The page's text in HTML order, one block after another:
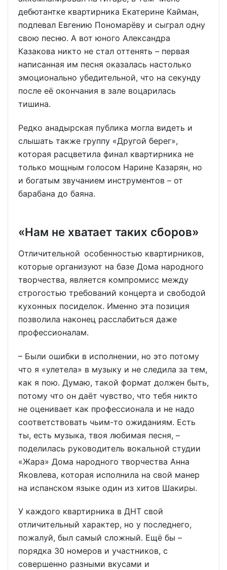
дебютантке квартирника Екатерине Кайман,
подпевал Евгению Пономарёву и сыграл одну
свою песню. А вот юного Александра
Казакова никто не стал оттенять – первая
написанная им песня оказалась настолько
эмоционально убедительной, что на секунду
после её окончания в зале воцарилась
тишина.
Редко анадырская публика могла видеть и
слышать также группу «Другой берег»,
которая расцветила финал квартирника не
только мощным голосом Нарине Казарян, но
и богатым звучанием инструментов – от
барабана до баяна.
«Нам не хватает таких сборов»
Отличительной особенностью квартирников,
которые организуют на базе Дома народного
творчества, является компромисс между
строгостью требований концерта и свободой
кухонных посиделок. Именно эта позиция
позволила наконец расслабиться даже
профессионалам.
– Были ошибки в исполнении, но это потому
что я «улетела» в музыку и не следила за тем,
как я пою. Думаю, такой формат должен быть,
потому что он даёт чувство, что тебя никто
не оценивает как профессионала и не надо
соответствовать чьим-то ожиданиям. Есть
ты, есть музыка, твоя любимая песня, –
поделилась руководитель вокальной студии
«Жара» Дома народного творчества Анна
Яковлева, которая исполнила на свой манер
на испанском языке один из хитов Шакиры.
У каждого квартирника в ДНТ свой
отличительный характер, но у последнего,
пожалуй, был самый сложный. Ещё бы –
порядка 30 номеров и участников, с
совершенно разными вкусами и